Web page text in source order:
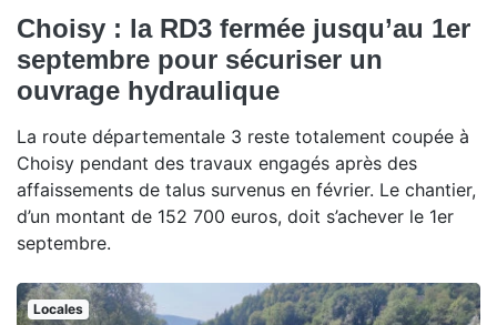
Choisy : la RD3 fermée jusqu’au 1er
septembre pour sécuriser un
ouvrage hydraulique
La route départementale 3 reste totalement coupée à
Choisy pendant des travaux engagés après des
affaissements de talus survenus en février. Le chantier,
d’un montant de 152 700 euros, doit s’achever le 1er
septembre.
Locales